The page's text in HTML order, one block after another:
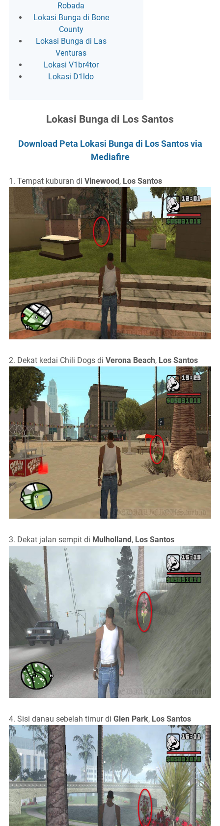
Robada
Lokasi Bunga di Bone
County
Lokasi Bunga di Las
Venturas
Lokasi V1br4tor
Lokasi D1ldo
Lokasi Bunga di Los Santos
Download Peta Lokasi Bunga di Los Santos via
Mediafire
1. Tempat kuburan di Vinewood , Los Santos
2. Dekat kedai Chili Dogs di Verona Beach, Los Santos
3. Dekat jalan sempit di Mulholland , Los Santos
4. Sisi danau sebelah timur di Glen Park, Los Santos